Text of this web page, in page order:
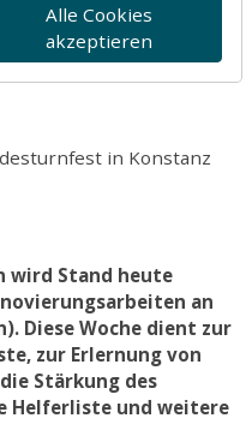
in Konstanz
wird Stand heute
an
Diese Woche dient zur
zur Erlernung von
Stärkung des
Helferliste und weitere
Alle Cookies
akzeptieren